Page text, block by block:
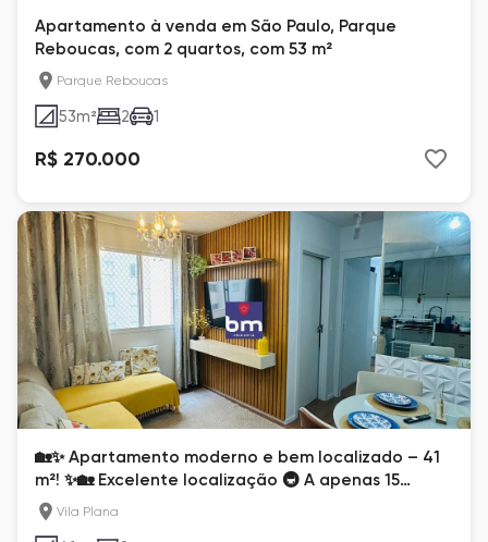
Apartamento à venda em São Paulo, Parque
Reboucas, com 2 quartos, com 53 m²
Parque Reboucas
53m² 2 1
R$ 270.000
🏡✨ Apartamento moderno e bem localizado – 41
m²! ✨🏡 Excelente localização 🚇 A apenas 15
minutos do metrô
Vila Plana